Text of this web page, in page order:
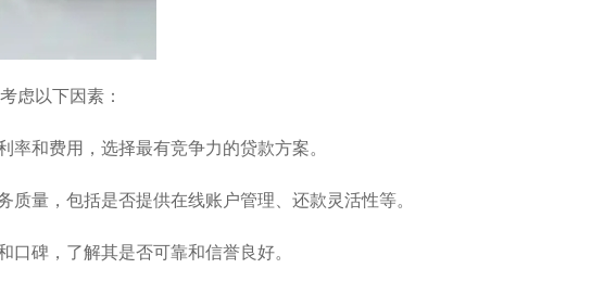
虑以下因素：
率和费用，选择最有竞争力的贷款方案。
质量，包括是否提供在线账户管理、还款灵活性等。
口碑，了解其是否可靠和信誉良好。